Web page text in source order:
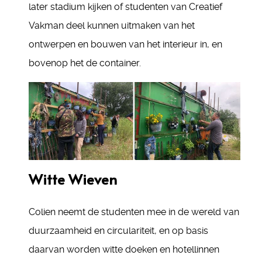
later stadium kijken of studenten van Creatief
Vakman deel kunnen uitmaken van het
ontwerpen en bouwen van het interieur in, en
bovenop het de container.
Witte Wieven
Colien neemt de studenten mee in de wereld van
duurzaamheid en circulariteit, en op basis
daarvan worden witte doeken en hotellinnen